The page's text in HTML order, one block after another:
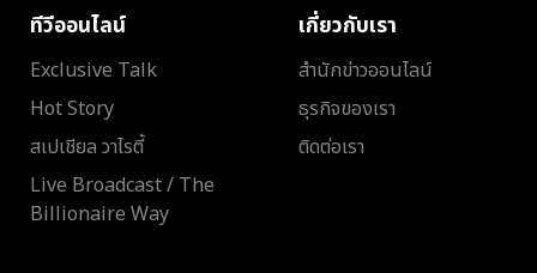
ทีวีออนไลน์
Exclusive Talk
Hot Story
สเปเชียล วาไรตี้
Live Broadcast / The
Billionaire Way
เกี่ยวกับเรา
สำนักข่าวออนไลน์
ธุรกิจของเรา
ติดต่อเรา